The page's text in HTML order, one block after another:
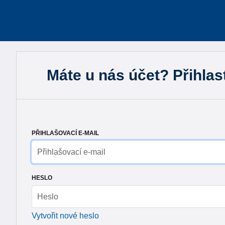
Máte u nás účet?
PŘIHLAŠOVACÍ E-MAIL
HESLO
Vytvořit nové heslo